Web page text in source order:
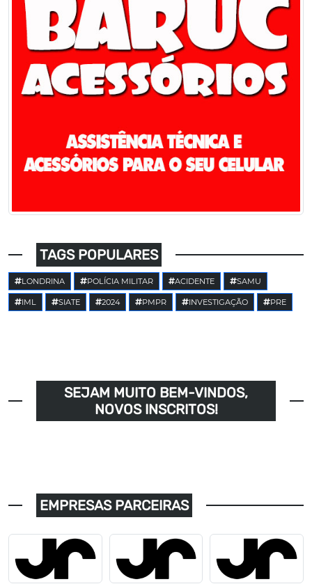
TAGS POPULARES
LONDRINA POLÍCIA MILITAR ACIDENTE SAMU
IML SIATE 2024 PMPR INVESTIGAÇÃO PRE
SEJAM MUITO BEM-VINDOS,
NOVOS INSCRITOS!
EMPRESAS PARCEIRAS